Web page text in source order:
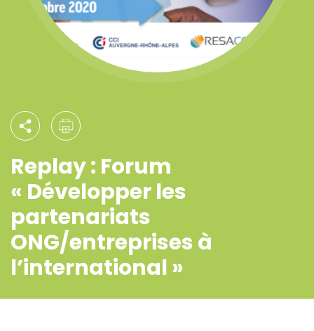
Replay : Forum
« Développer les
partenariats
ONG/entreprises à
l’international »